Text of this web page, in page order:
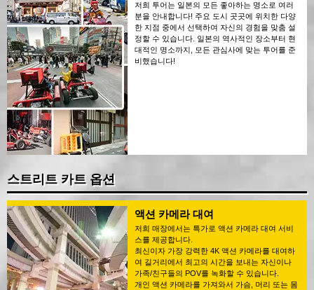
저희 투어는 일본의 모든 좋아하는 명소로 여러
분을 안내합니다! 주요 도시 곳곳에 위치한 다양
한 지점 중에서 선택하여 자신의 경험을 맞춤 설
정할 수 있습니다. 일본의 역사적인 장소부터 현
대적인 명소까지, 모든 관심사에 맞는 투어를 준
비했습니다!
스트리트 카트 옵션
액션 카메라 대여
저희 매장에서는 특가로 액션 카메라 대여 서비
스를 제공합니다.
최신이자 가장 강력한 4K 액션 카메라를 대여하
여 길거리에서 최고의 시간을 보내는 자신이나
가족/친구들의 POV를 녹화할 수 있습니다.
개인 액션 카메라를 가져와서 가슴, 머리 또는 몸